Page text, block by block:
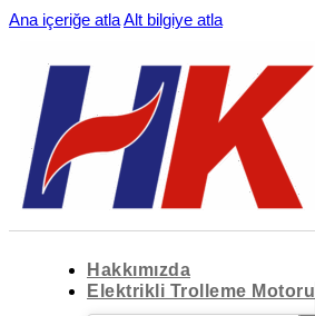
Ana içeriğe atlaAlt bilgiye atla
Hakkımızda
Elektrikli Trolleme Motoru